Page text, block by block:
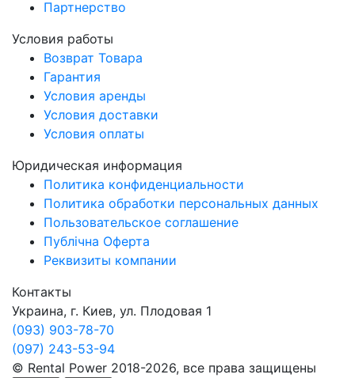
Партнерство
Условия работы
Возврат Товара
Гарантия
Условия аренды
Условия доставки
Условия оплаты
Юридическая информация
Политика конфиденциальности
Политика обработки персональных данных
Пользовательское соглашение
Публічна Оферта
Реквизиты компании
Контакты
Украина, г. Киев, ул. Плодовая 1
(093) 903-78-70
(097) 243-53-94
© Rental Power 2018-2026, все права защищены